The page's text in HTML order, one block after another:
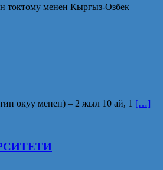
менен Кыргыз-Өзбек
окуу менен) – 2 жыл 10 ай, 1 […]